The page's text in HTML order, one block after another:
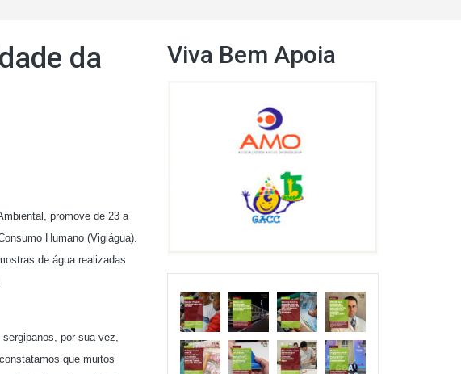
da
promove de 23 a
Humano (Vigiágua).
de água realizadas
por sua vez,
que muitos
Viva Bem Apoia